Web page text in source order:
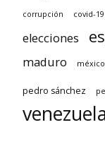
corrupción covid-19
elecciones
maduro méxico
pedro sánchez